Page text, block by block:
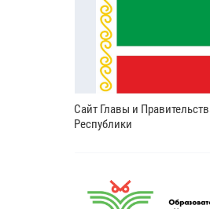
Сайт Главы и
Республики